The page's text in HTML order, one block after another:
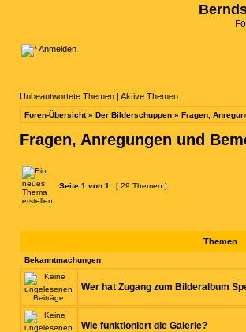
Anmelden
Unbeantwortete Themen | Aktive Themen
Foren-Übersicht» Der Bilderschuppen » Fragen,
Fragen, Anregungen und
Seite 1 von 1 [ 29 Themen ]
Themen
Bekanntmachungen
Wer hat Zugang zum Bilderalbum
Wie funktioniert die Galerie?